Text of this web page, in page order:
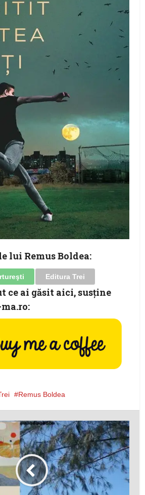
lui Remus Boldea:
Editura Trei
ce ai găsit aici, susţine
Remus Boldea